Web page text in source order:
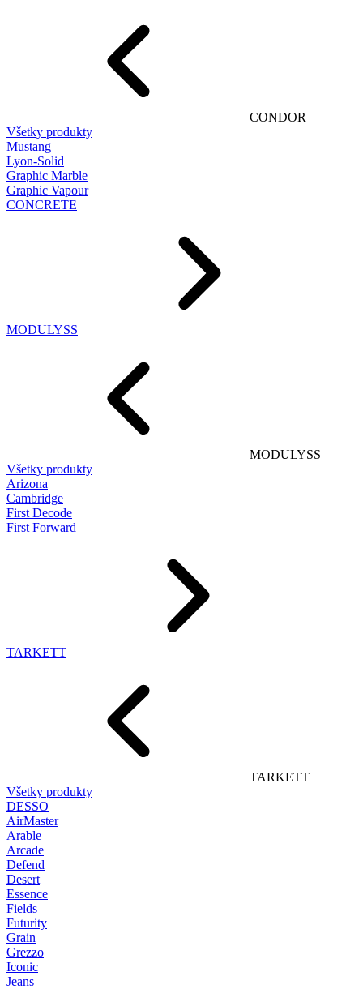
CONDOR
Všetky produkty
Mustang
Lyon-Solid
Graphic Marble
Graphic Vapour
CONCRETE
MODULYSS
MODULYSS
Všetky produkty
Arizona
Cambridge
First Decode
First Forward
TARKETT
TARKETT
Všetky produkty
DESSO
AirMaster
Arable
Arcade
Defend
Desert
Essence
Fields
Futurity
Grain
Grezzo
Iconic
Jeans